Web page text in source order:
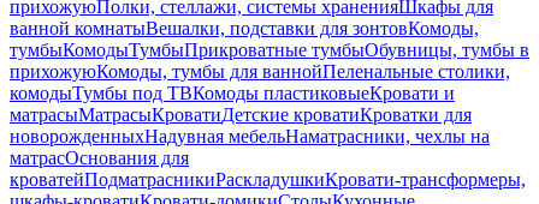
прихожуюПолки, стеллажи, системы храненияШкафы для
ванной комнатыВешалки, подставки для зонтовКомоды,
тумбыКомодыТумбыПрикроватные тумбыОбувницы, тумбы в
прихожуюКомоды, тумбы для ваннойПеленальные столики,
комодыТумбы под ТВКомоды пластиковыеКровати и
матрасыМатрасыКроватиДетские кроватиКроватки для
новорожденныхНадувная мебельНаматрасники, чехлы на
матрасОснования для
кроватейПодматрасникиРаскладушкиКровати-трансформеры,